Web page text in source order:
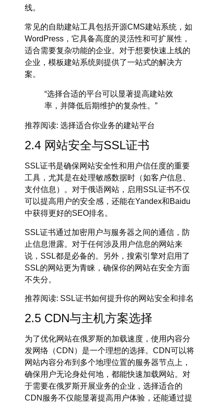
线。
常见的自助建站工具包括开源CMS建站系统 ，如
WordPress，它具备高度的灵活性和可扩展性，
适合需要复杂功能的企业。对于想要快速上线的
企业，模板建站系统则提供了一站式的解决方
案。
“选择合适的平台可以显著提高建站效
率，并降低后期维护的复杂性。”
推荐阅读: 选择适合你业务的建站平台
2.4 网站安全与SSL证书
SSL证书是确保网站安全性和用户信任度的重要
工具，尤其是在处理敏感数据时（如客户信息、
支付信息）。对于俄语网站，启用SSL证书不仅
可以提高用户的安全感，还能在Yandex和Baidu
中获得更好的SEO排名。
SSL证书通过加密用户与服务器之间的通信，防
止信息泄露。对于任何涉及用户信息的网站来
说，SSL都是必备的。另外，搜索引擎对启用了
SSL的网站更为青睐，确保你的网站在安全方面
不失分。
推荐阅读: SSL证书如何提升你的网站安全和排名
2.5 CDN与主机方案选择
为了优化网站在俄罗斯的加载速度，使用 内容分
发网络（CDN）是一个理想的选择。CDN可以将
网站内容分布到多个地理位置的服务器节点上，
确保用户无论身处何地，都能快速加载网站。对
于需要在俄罗斯开展业务的企业，选择适合的
CDN服务不仅能显著提高用户体验，还能通过提